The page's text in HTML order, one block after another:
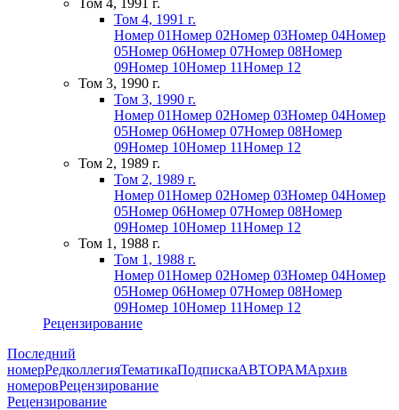
Том 4, 1991 г.
Том 4, 1991 г.
Номер 01Номер 02Номер 03Номер 04Номер
05Номер 06Номер 07Номер 08Номер
09Номер 10Номер 11Номер 12
Том 3, 1990 г.
Том 3, 1990 г.
Номер 01Номер 02Номер 03Номер 04Номер
05Номер 06Номер 07Номер 08Номер
09Номер 10Номер 11Номер 12
Том 2, 1989 г.
Том 2, 1989 г.
Номер 01Номер 02Номер 03Номер 04Номер
05Номер 06Номер 07Номер 08Номер
09Номер 10Номер 11Номер 12
Том 1, 1988 г.
Том 1, 1988 г.
Номер 01Номер 02Номер 03Номер 04Номер
05Номер 06Номер 07Номер 08Номер
09Номер 10Номер 11Номер 12
Рецензирование
Последний
номерРедколлегияТематикаПодпискаАВТОРАМАрхив
номеровРецензирование
Рецензирование